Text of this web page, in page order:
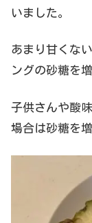
いました。
あまり甘くな
ングの砂糖を
子供さんや酸
場合は砂糖を